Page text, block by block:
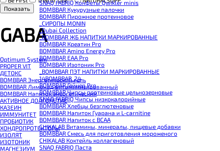
SNAQ FABRIQ Конфеты Qwikler minis
BOMBBAR Кукурузные палочки
BOMBBAR Пирожное протеиновое
_CИРОПЫ MONIN
_Dubai Collection
_BOMBBAR ЖБ НАПИТКИ МАРКИРОВАННЫЕ
BOMBBAR Креатин Pro
BOMBBAR Amino Energy Pro
BOMBBAR EAA Pro
BOMBBAR Изотоник Pro
_BOMBBAR ПЭТ НАПИТКИ МАРКИРОВАННЫЕ
14BOMBBAR_24
BOMBBAR Гейнер Pro
BOMBBAR Чипсы протеиновые цельнозерновые
SNAQ FABRIQ Чипсы низкокалорийные
BOMBBAR Хлебцы безглютеновые
BOMBBAR Напиток Гуарана и L-carnitine
BOMBBAR Напиток с BCAA
CHIKALAB Витамины, минералы, пищевые добавки
BOMBBAR Смесь для приготовления мороженого
CHIKALAB Коктейль коллагеновый
SNAQ FABRIQ Паста
GABA
Optimum System
PROPER VIT
ДЕТОКС
BOMBBAR Энергетический гель
BOMBBAR Лимонад витаминизированный
BOMBBAR Напиток энергетический
АКТИВНОЕ ДОЛГОЛЕТИЕ
КАЗЕИН
ИММУНИТЕТ
ПРОБИОТИК
ХОНДРОПРОТЕКТОРЫ
ИЗОЛЯТ
ИЗОТОНИК
МАГНЕЗИУМ